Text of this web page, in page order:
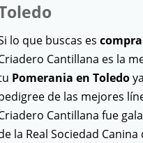
lo que buscas es
Cantillana es la
Pomerania en Toledo
de las mejores
Cantillana fue
la Real Sociedad Canina